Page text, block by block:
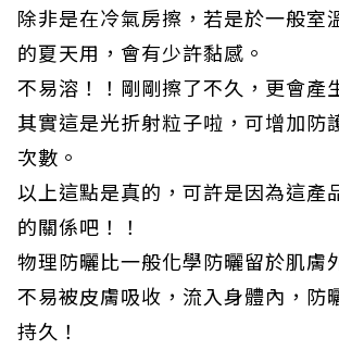
除非是在冷氣房擦，若是於一般室
的夏天用，會有少許黏感。
不易溶！！剛剛擦了不久，更會產
其實這是光折射粒子啦，可增加防
次數。
以上這點是真的，可許是因為這產
的關係吧！！
物理防曬比一般化學防曬留於肌膚
不易被皮膚吸收，流入身體內，防
持久！